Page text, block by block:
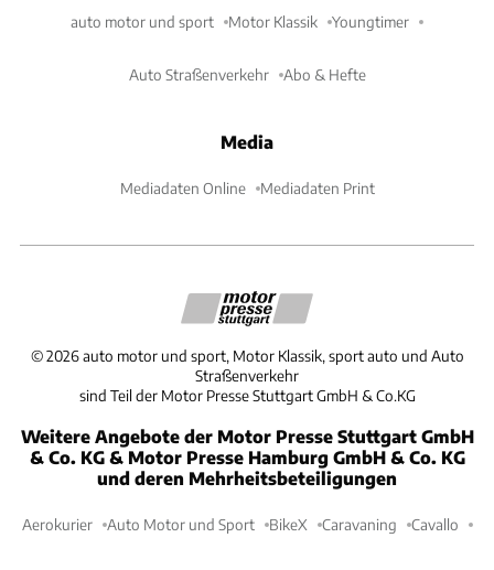
auto motor und sport Motor Klassik Youngtimer
Auto Straßenverkehr Abo & Hefte
Media
Mediadaten Online Mediadaten Print
©2026 auto motor und sport, Motor Klassik, sport auto und Auto
Straßenverkehr
sind Teil der Motor Presse Stuttgart GmbH & Co.KG
Weitere Angebote der Motor Presse Stuttgart GmbH
& Co. KG & Motor Presse Hamburg GmbH & Co. KG
und deren Mehrheitsbeteiligungen
Aerokurier Auto Motor und Sport BikeX Caravaning Cavallo